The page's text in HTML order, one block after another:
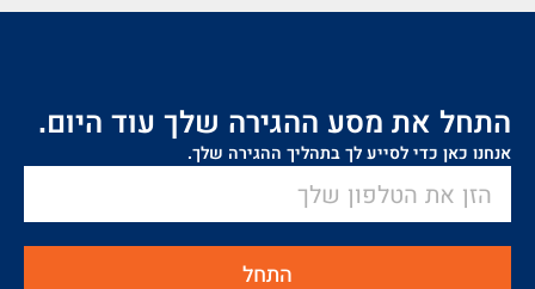
התחל את מסע ההגירה שלך עוד היום.
אנחנו כאן כדי לסייע לך בתהליך ההגירה שלך.
התחל